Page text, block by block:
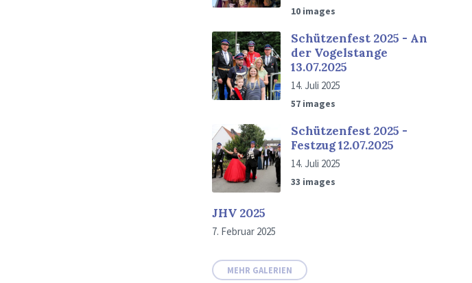
10 images
Schützenfest 2025 - An
der Vogelstange
13.07.2025
14. Juli 2025
57 images
Schützenfest 2025 -
Festzug 12.07.2025
14. Juli 2025
33 images
JHV 2025
7. Februar 2025
MEHR GALERIEN